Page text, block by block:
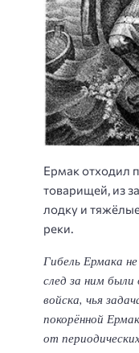
Ермак отходил
товарищей, из
лодку и
реки.
Гибель Ермака
след за ним были
войска, чья
покорённой
от